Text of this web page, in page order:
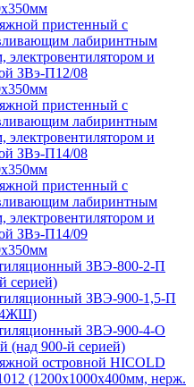
пристенный с
лабиринтным
электровентилятором и
ЗВэ-П12/08
пристенный с
лабиринтным
электровентилятором и
ЗВэ-П14/08
пристенный с
лабиринтным
электровентилятором и
ЗВэ-П14/09
ЗВЭ-800-2-П
серией)
ЗВЭ-900-1,5-П
4ЖШ)
ЗВЭ-900-4-О
(над 900-й серией)
островной HICOLD
(1200х1000х400мм, нерж.